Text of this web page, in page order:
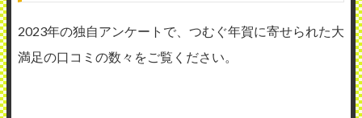
2023年の独自アンケートで、つむぐ年賀に寄せられた大
満足の口コミの数々をご覧ください。